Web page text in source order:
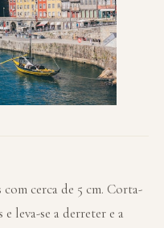
cerca de 5 cm. Corta-
leva-se a derreter e a